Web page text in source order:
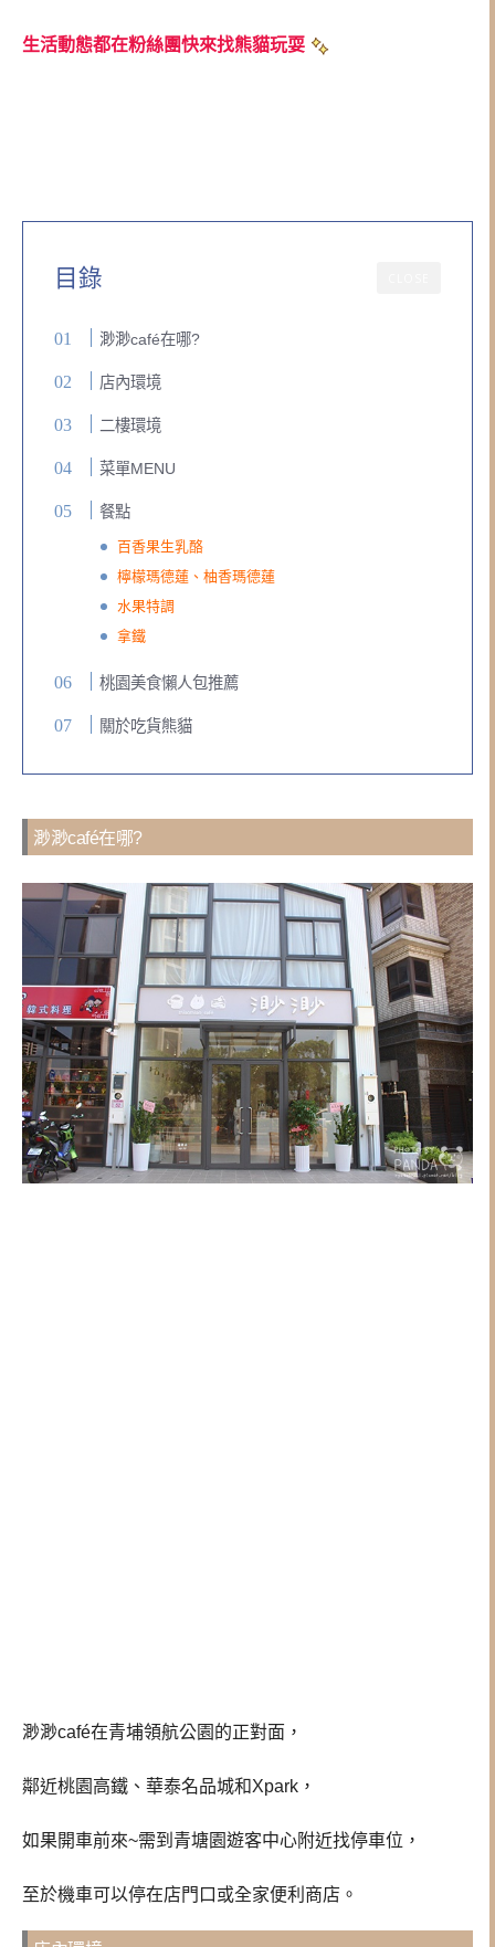
生活動態都在粉絲團快來找熊貓玩耍
目錄
渺渺café在哪?
店內環境
二樓環境
菜單MENU
餐點
百香果生乳酪
檸檬瑪德蓮、柚香瑪德蓮
水果特調
拿鐵
桃園美食懶人包推薦
關於吃貨熊貓
渺渺café在哪?
渺渺café在青埔領航公園的正對面，
鄰近桃園高鐵、華泰名品城和Xpark，
如果開車前來~需到青塘園遊客中心附近找停車位，
至於機車可以停在店門口或全家便利商店。